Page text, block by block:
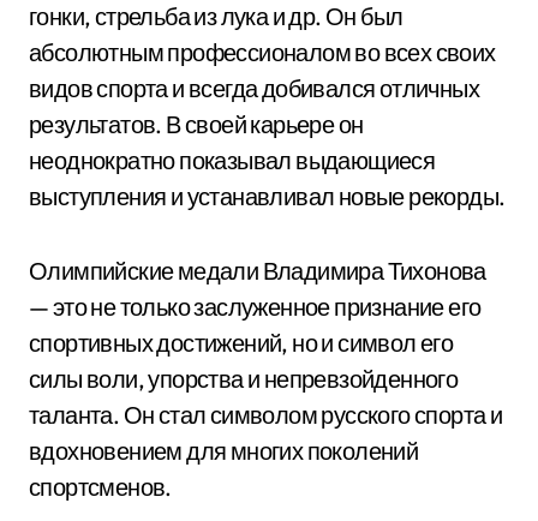
гонки, стрельба из лука и др. Он был
абсолютным профессионалом во всех своих
видов спорта и всегда добивался отличных
результатов. В своей карьере он
неоднократно показывал выдающиеся
выступления и устанавливал новые рекорды.
Олимпийские медали Владимира Тихонова
— это не только заслуженное признание его
спортивных достижений, но и символ его
силы воли, упорства и непревзойденного
таланта. Он стал символом русского спорта и
вдохновением для многих поколений
спортсменов.